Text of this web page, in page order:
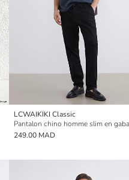
LCWAIKIKI Classic
Pantalon chino homme slim en
249.00 MAD